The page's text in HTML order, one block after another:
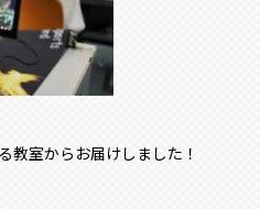
教室からお届けしました！